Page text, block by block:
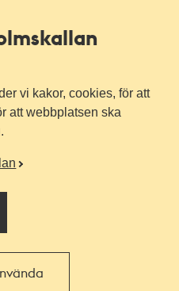
vi kakor, cookies, för att
att webbplatsen ska